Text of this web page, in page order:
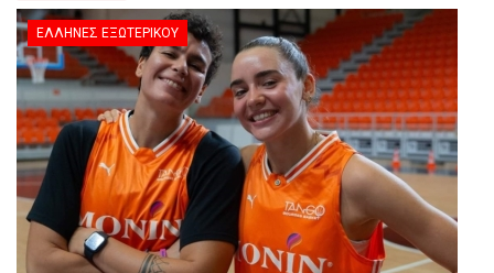
ΈΛΛΗΝΕΣ ΕΞΩΤΕΡΙΚΟΎ